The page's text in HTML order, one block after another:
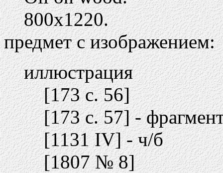
800х1220.
предмет с изображением:
иллюстрация
[173 c. 56]
[173 c. 57] -
[1131 IV] - ч/б
[1807 № 8]